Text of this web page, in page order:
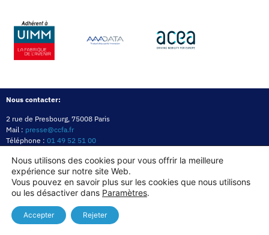
Nous contacter:
2 rue de Presbourg, 75008 Paris
Mail : presse@ccfa.fr
Téléphone : 01 49 52 51 00
Politique de confidentialitéMentions légales
Copyright© 2026
Nous utilisons des cookies pour vous offrir la meilleure
expérience sur notre site Web.
Vous pouvez en savoir plus sur les cookies que nous utilisons
ou les désactiver dans Paramètres.
Accepter Rejeter